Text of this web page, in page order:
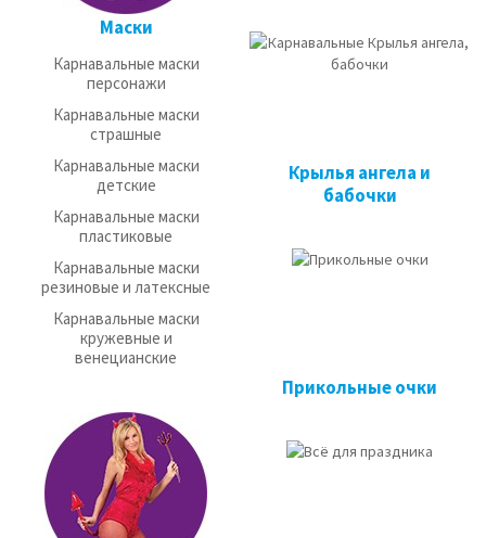
Маски
Карнавальные маски
персонажи
Карнавальные маски
страшные
Карнавальные маски
детские
Карнавальные маски
пластиковые
Карнавальные маски
резиновые и латексные
Карнавальные маски
кружевные и
венецианские
Крылья ангела и
бабочки
Прикольные очки